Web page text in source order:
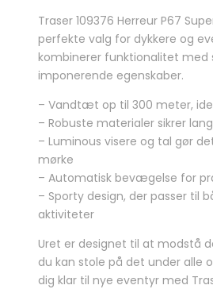
pris
var:
6.999,00 kr..
pris
er:
6.495,00
Traser 109376 Herreur P67
perfekte valg for dykkere og
kombinerer funktionalitet
imponerende egenskaber.
– Vandtæt op til 300 meter,
– Robuste materialer sikrer
– Luminous visere og tal gør
mørke
– Automatisk bevægelse for
– Sporty design, der passer til
aktiviteter
Uret er designet til at modstå
du kan stole på det under alle
dig klar til nye eventyr med